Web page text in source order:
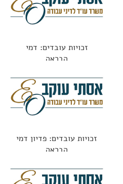
זכויות עובדים: דמי
הבראה
זכויות עובדים: פדיון דמי
הבראה